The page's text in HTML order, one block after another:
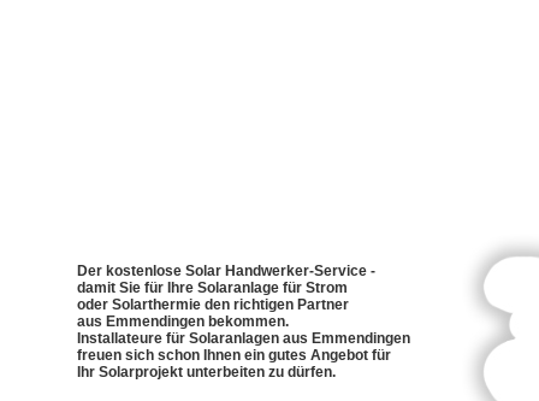
Der kostenlose Solar Handwerker-Service -
damit Sie für Ihre Solaranlage für Strom
oder Solarthermie den richtigen Partner
aus Emmendingen bekommen.
Installateure für Solaranlagen aus Emmendingen
freuen sich schon Ihnen ein gutes Angebot für
Ihr Solarprojekt unterbeiten zu dürfen.